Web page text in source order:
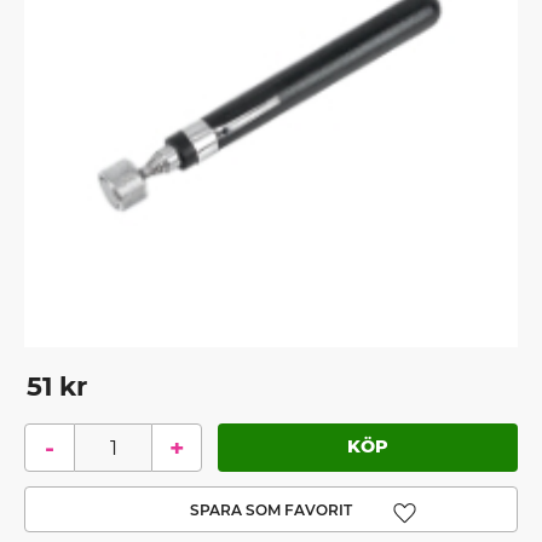
51 kr
+
-
Lägg till i favoriter